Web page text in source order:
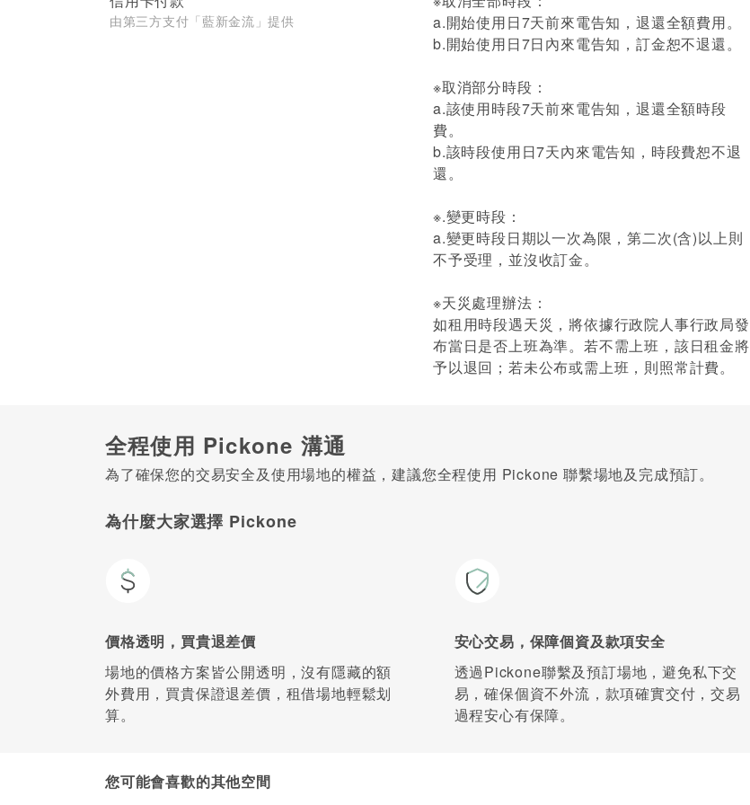
由第三方支付「藍新金流」提供
a.開始使用日7天前來電告知，退還全額費用。
b.開始使用日7日內來電告知，訂金恕不退還。
※取消部分時段：
a.該使用時段7天前來電告知，退還全額時段
費。
b.該時段使用日7天內來電告知，時段費恕不退
還。
※.變更時段：
a.變更時段日期以一次為限，第二次(含)以上則
不予受理，並沒收訂金。
※天災處理辦法：
如租用時段遇天災，將依據行政院人事行政局發
布當日是否上班為準。若不需上班，該日租金將
予以退回；若未公布或需上班，則照常計費。
全程使用 Pickone 溝通
為了確保您的交易安全及使用場地的權益，建議您全程使用 Pickone 聯繫場地及完成預訂。
為什麼大家選擇 Pickone
價格透明，買貴退差價
場地的價格方案皆公開透明，沒有隱藏的額
外費用，買貴保證退差價，租借場地輕鬆划
算。
安心交易，保障個資及款項安全
透過Pickone聯繫及預訂場地，避免私下交
易，確保個資不外流，款項確實交付，交易
過程安心有保障。
您可能會喜歡的其他空間